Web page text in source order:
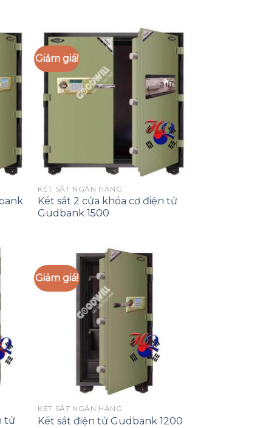
Giảm giá!
KÉT SẮT NGÂN HÀNG
Két sắt 2 cửa khóa cơ điện tử
Gudbank 1500
tử
Giảm giá!
KÉT SẮT NGÂN HÀNG
Két sắt điện tử Gudbank 1200